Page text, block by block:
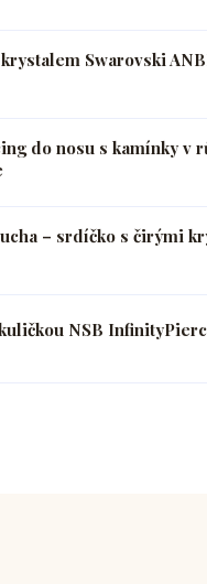
Swarovski
do nosu s kamínky v
– srdíčko s čirými
NSB